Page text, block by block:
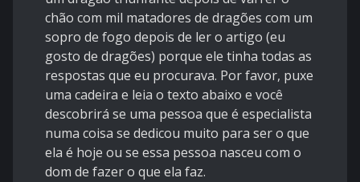
chão com mil matadores de dragões com um
sopro de fogo depois de ler o artigo (eu
gosto de dragões) porque ele tinha todas as
respostas que eu procurava. Por favor, puxe
uma cadeira e leia o texto abaixo e você
descobrirá se uma pessoa que é especialista
numa coisa se dedicou muito para ser o que
ela é hoje ou se essa pessoa nasceu com o
dom de fazer o que ela faz.